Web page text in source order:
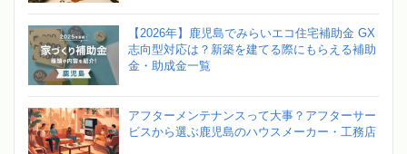
【2026年】鹿児島でみらいエコ住宅補助金 GX
志向型対応は？新築を建てる際にもらえる補助
金・助成金一覧
アフターメンテナンスって大事？アフターサー
ビスから選ぶ鹿児島のハウスメーカー・工務店